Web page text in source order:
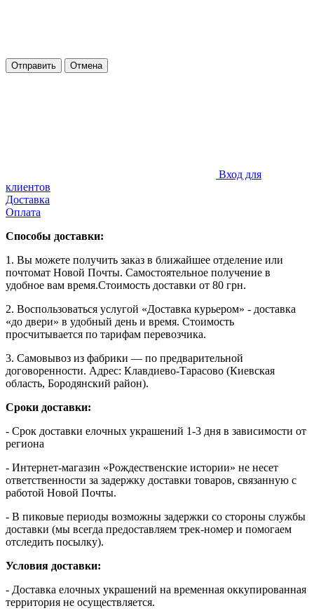
Отправить Отмена
Вход для
клиентов
Доставка
Оплата
Способы доставки:
1. Вы можете получить заказ в ближайшее отделение или
почтомат Новой Почты. Самостоятельное получение в
удобное вам время.Стоимость доставки от 80 грн.
2. Воспользоваться услугой «Доставка курьером» - доставка
«до двери» в удобный день и время. Стоимость
просчитывается по тарифам перевозчика.
3. Самовывоз из фабрики — по предварительной
договоренности. Адрес: Клавдиево-Тарасово (Киевская
область, Бородянский район).
Сроки доставки:
- Срок доставки елочных украшений 1-3 дня в зависимости от
региона
- Интернет-магазин «Рождественские истории» не несет
ответственности за задержку доставки товаров, связанную с
работой Новой Почты.
- В пиковые периоды возможны задержки со стороны службы
доставки (мы всегда предоставляем трек-номер и помогаем
отследить посылку).
Условия доставки:
- Доставка елочных украшений на временная оккупированная
территория не осуществляется.